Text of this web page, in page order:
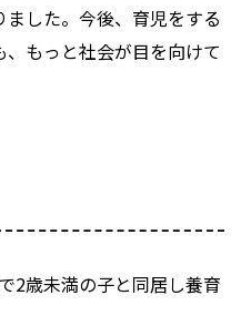
した。今後、育児をする
もっと社会が目を向けて
2歳未満の子と同居し養育